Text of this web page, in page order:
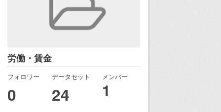
労働・賃金
フォロワー
0
データセット
24
メンバー
1